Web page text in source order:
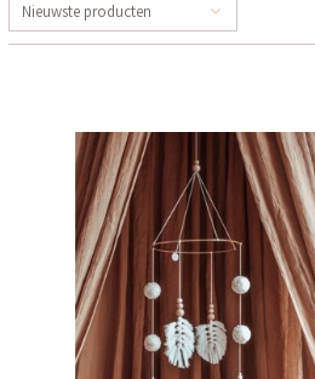
Nieuwste producten